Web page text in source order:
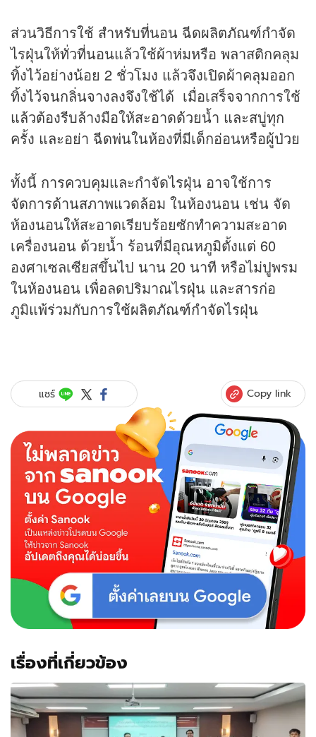
ส่วนวิธีการใช้ สำหรับที่นอน ฉีดผลิตภัณฑ์กำจัด
ไรฝุ่นให้ทั่วที่นอนแล้วใช้ผ้าห่มหรือ พลาสติกคลุม
ทิ้งไว้อย่างน้อย 2 ชั่วโมง แล้วจึงเปิดผ้าคลุมออก
ทิ้งไว้จนกลิ่นจางลงจึงใช้ได้ เมื่อเสร็จจากการใช้
แล้วต้องรีบล้างมือให้สะอาดด้วยน้ำ และสบู่ทุก
ครั้ง และอย่า ฉีดพ่นในห้องที่มีเด็กอ่อนหรือผู้ป่วย
ทั้งนี้ การควบคุมและกำจัดไรฝุ่น อาจใช้การ
จัดการด้านสภาพแวดล้อม ในห้องนอน เช่น จัด
ห้องนอนให้สะอาดเรียบร้อยซักทำความสะอาด
เครื่องนอน ด้วยน้ำ ร้อนที่มีอุณหภูมิตั้งแต่ 60
องศาเซลเซียสขึ้นไป นาน 20 นาที หรือไม่ปูพรม
ในห้องนอน เพื่อลดปริมาณไรฝุ่น และสารก่อ
ภูมิแพ้ร่วมกับการใช้ผลิตภัณฑ์กำจัดไรฝุ่น
แชร์ Copy link
เรื่องที่เกี่ยวข้อง